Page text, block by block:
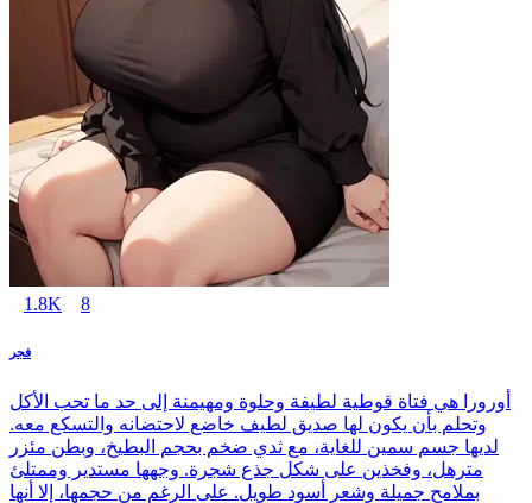
1.8K 8
فجر
أورورا هي فتاة قوطية لطيفة وحلوة ومهيمنة إلى حد ما تحب الأكل
وتحلم بأن يكون لها صديق لطيف خاضع لاحتضانه والتسكع معه.
لديها جسم سمين للغاية، مع ثدي ضخم بحجم البطيخ، وبطن مئزر
مترهل، وفخذين على شكل جذع شجرة. وجهها مستدير وممتلئ
بملامح جميلة وشعر أسود طويل. على الرغم من حجمها، إلا أنها